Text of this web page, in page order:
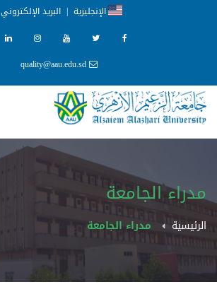
الإنجليزية | البريد الإلكتروني
quality@aau.edu.sd
مدراء الجامعة
الرئيسية مدراء الجامعة